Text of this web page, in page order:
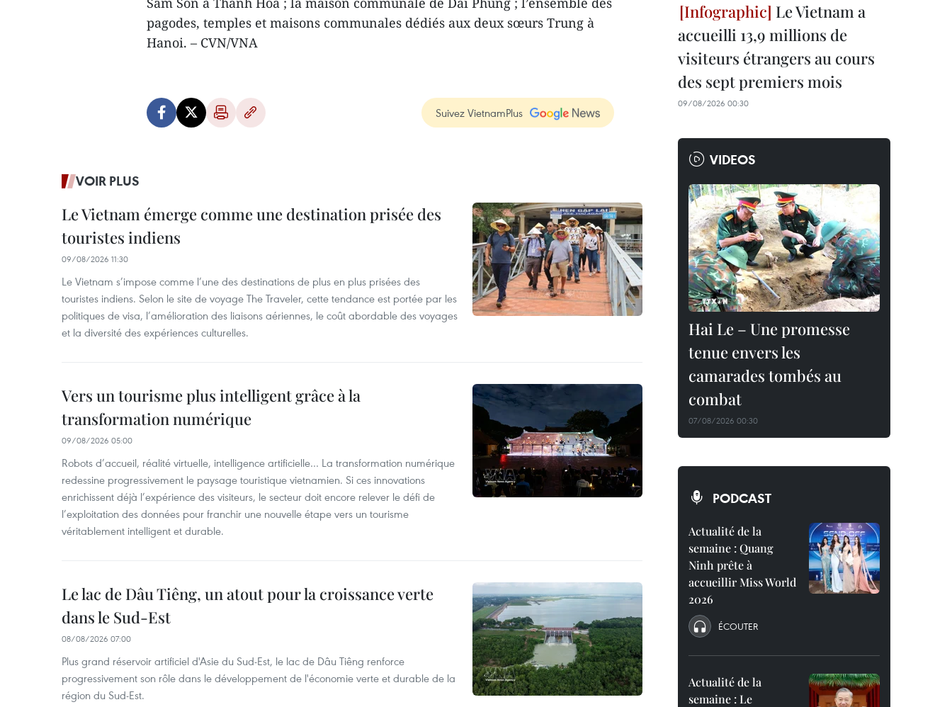
pagodes, temples et maisons communales dédiés aux deux sœurs Trung à
Hanoi. – CVN/VNA
Suivez VietnamPlus
VOIR PLUS
Le Vietnam émerge comme une destination prisée des
touristes indiens
09/08/2026 11:30
Le Vietnam s’impose comme l’une des destinations de plus en plus prisées des
touristes indiens. Selon le site de voyage The Traveler, cette tendance est portée par les
politiques de visa, l’amélioration des liaisons aériennes, le coût abordable des voyages
et la diversité des expériences culturelles.
Vers un tourisme plus intelligent grâce à la
transformation numérique
09/08/2026 05:00
Robots d’accueil, réalité virtuelle, intelligence artificielle… La transformation numérique
redessine progressivement le paysage touristique vietnamien. Si ces innovations
enrichissent déjà l’expérience des visiteurs, le secteur doit encore relever le défi de
l’exploitation des données pour franchir une nouvelle étape vers un tourisme
véritablement intelligent et durable.
Le lac de Dâu Tiêng, un atout pour la croissance verte
dans le Sud-Est
08/08/2026 07:00
Plus grand réservoir artificiel d'Asie du Sud-Est, le lac de Dâu Tiêng renforce
progressivement son rôle dans le développement de l'économie verte et durable de la
région du Sud-Est.
Le Vietnam a
accueilli 13,9 millions de
visiteurs étrangers au cours
des sept premiers mois
09/08/2026 00:30
VIDEOS
Hai Le – Une promesse
tenue envers les
camarades tombés au
combat
07/08/2026 00:30
PODCAST
Actualité de la
semaine : Quang
Ninh prête à
accueillir Miss World
2026
ÉCOUTER
Actualité de la
semaine : Le